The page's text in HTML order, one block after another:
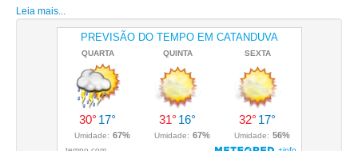
Leia mais...